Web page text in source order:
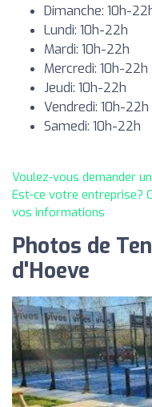
Dimanche: 10h-
Lundi: 10h-22h
Mardi: 10h-22h
Mercredi: 10h-22h
Jeudi: 10h-22h
Vendredi: 10h-22h
Samedi: 10h-22h
Voulez-vous demander
Est-ce votre entreprise?
vos informations
Photos de
d'Hoeve